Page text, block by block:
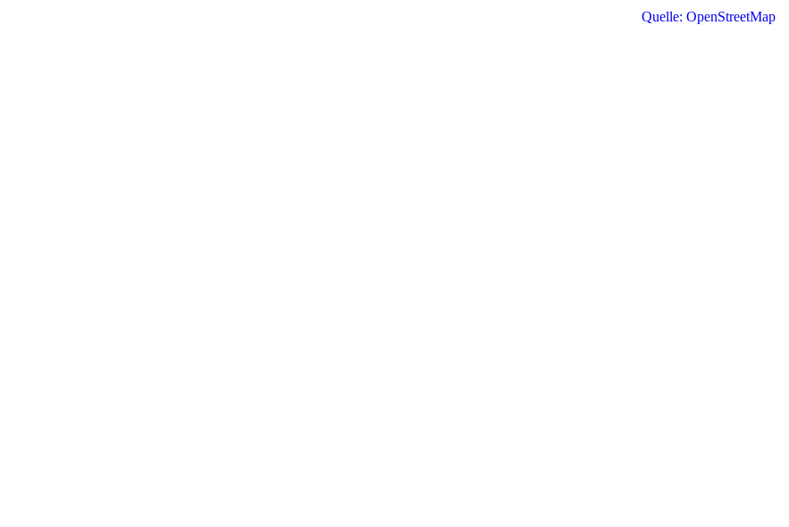
Quelle: OpenStreetMap